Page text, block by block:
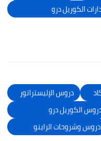
الكوريل درو
دروس الإليستراتور
الكوريل درو
وشروحات الراينو